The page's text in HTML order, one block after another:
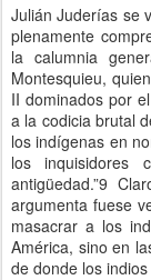
Julián Juderías se
plenamente
la calumnia
Montesquieu,
II dominados por
a la codicia brutal
los indígenas en
los
antigüedad.”9
argumenta fuese
masacrar a los
América, sino en
de donde los